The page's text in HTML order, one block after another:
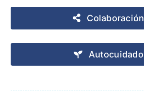
Colaboración
Autocuidado